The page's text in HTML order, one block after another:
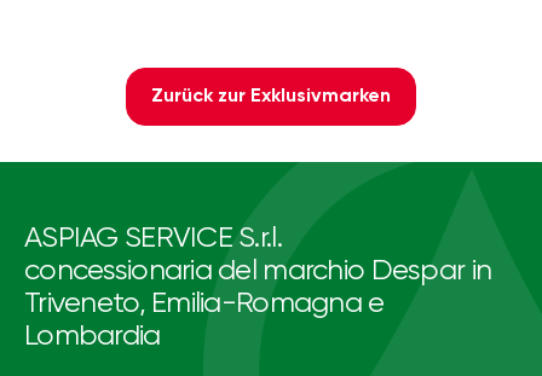
Zurück zur Exklusivmarken
ASPIAG SERVICE S.r.l.
concessionaria del marchio Despar in
Triveneto, Emilia-Romagna e
Lombardia